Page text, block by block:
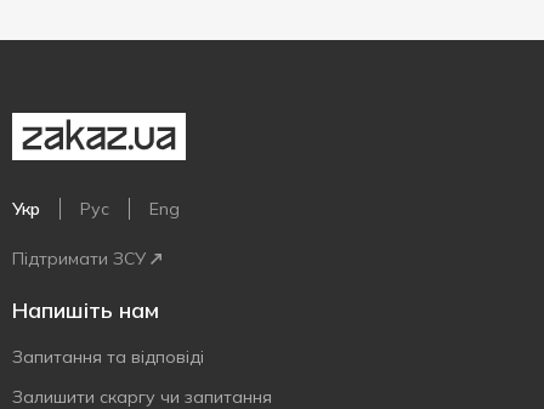
Укр Рус Eng
Підтримати ЗСУ
Напишіть нам
Запитання та відповіді
Залишити скаргу чи запитання